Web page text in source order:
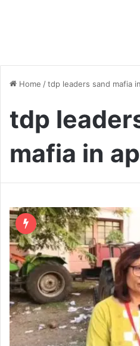
Home /tdp leaders sand mafia
tdp
mafia in ap